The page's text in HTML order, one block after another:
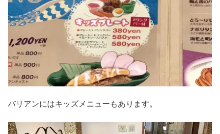
バリアンにはキッズメニューもあります。